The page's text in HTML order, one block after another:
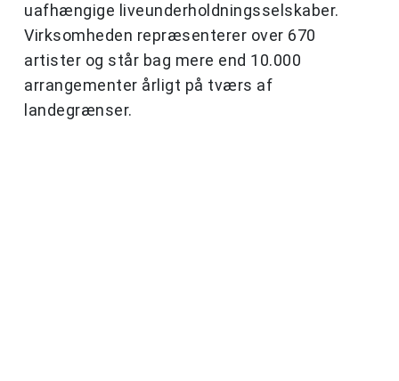
uafhængige liveunderholdningsselskaber.
Virksomheden repræsenterer over 670
artister og står bag mere end 10.000
arrangementer årligt på tværs af
landegrænser.